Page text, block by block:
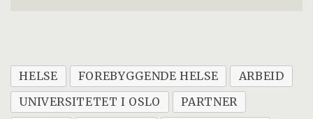
HELSE FOREBYGGENDE HELSE
ARBEID
UNIVERSITETET I OSLO
PARTNER